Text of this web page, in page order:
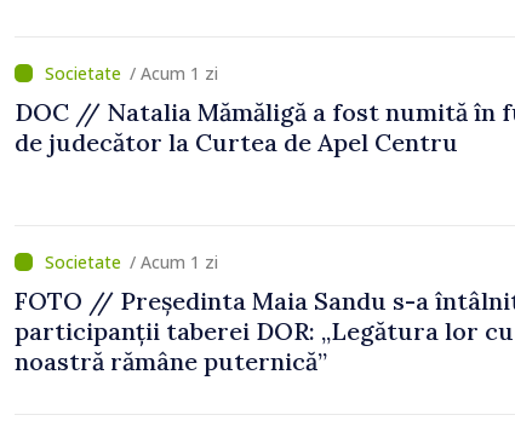
/ Acum 1 zi
DOC // Natalia Mămăligă a fost numită în
de judecător la Curtea de Apel Centru
/ Acum 1 zi
FOTO // Președinta Maia Sandu s-a
participanții taberei DOR: „Legătura lor
noastră rămâne puternică”